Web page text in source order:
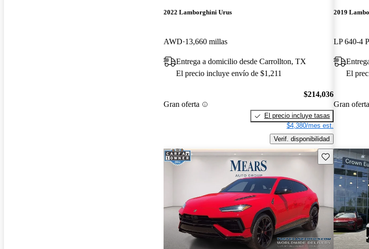
2022 Lamborghini Urus
AWD 13,660 millas
Entrega a domicilio desde Carrollton, TX
El precio incluye envío de $1,211
Gran oferta
$214,036
El precio incluye tasas
$4,380/mes est.
Verif. disponibilidad
2019
El
Gran oferta
Guarda este